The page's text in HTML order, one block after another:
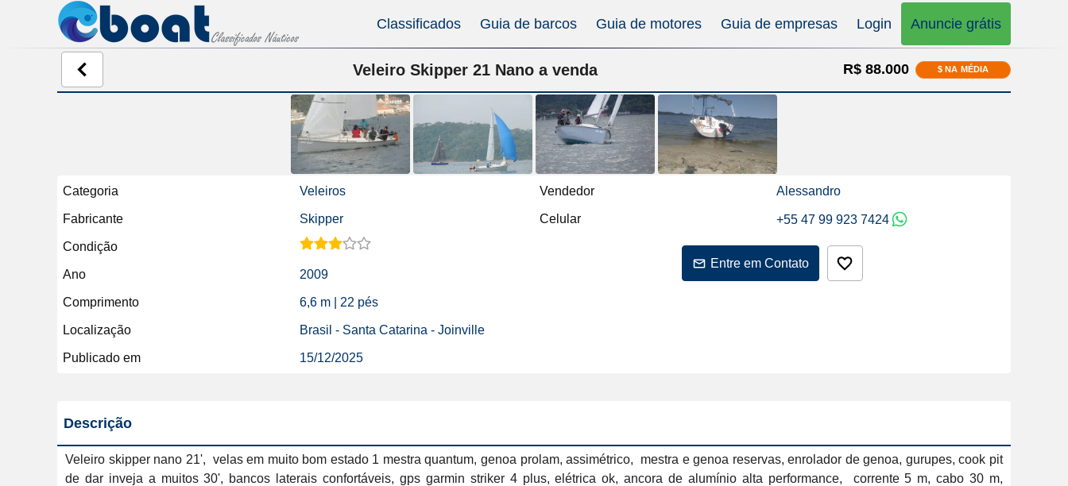
Classificados Guia de barcos Guia de motores Guia de empresas Login Anuncie grátis
Veleiro Skipper 21 Nano a venda R$ 88.000 $ NA MÉDIA
Categoria Veleiros
Fabricante Skipper
Condição
Ano 2009
Comprimento 6,6 m | 22 pés
Localização Brasil - Santa Catarina - Joinville
Publicado em 15/12/2025
Vendedor Alessandro
Celular +55 47 99 923 7424
Entre em Contato
Descrição
Veleiro skipper nano 21',  velas em muito bom estado 1 mestra quantum, genoa prolam, assimétrico,  mestra e genoa reservas, enrolador de genoa, gurupes, cook pit
de dar inveja a muitos 30', bancos laterais confortáveis, gps garmin striker 4 plus, elétrica ok, ancora de alumínio alta performance,  corrente 5 m, cabo 30 m,